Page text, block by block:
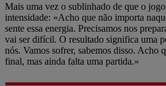
Mais uma vez o sublinhado de que o
intensidade: «Acho que não importa
sente essa energia. Precisamos nos
vai ser difícil. O resultado significa uma
nós. Vamos sofrer, sabemos disso. Acho
final, mas ainda falta uma partida.»